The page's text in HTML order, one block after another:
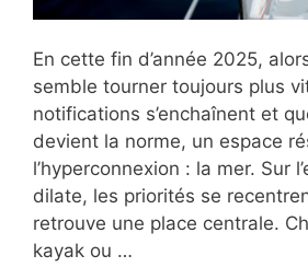
En cette fin d’année 2025,
semble tourner toujours plus
notifications s’enchaînent et
devient la norme, un espace
l’hyperconnexion : la mer. Sur
dilate, les priorités se
retrouve une place centrale.
kayak ou …